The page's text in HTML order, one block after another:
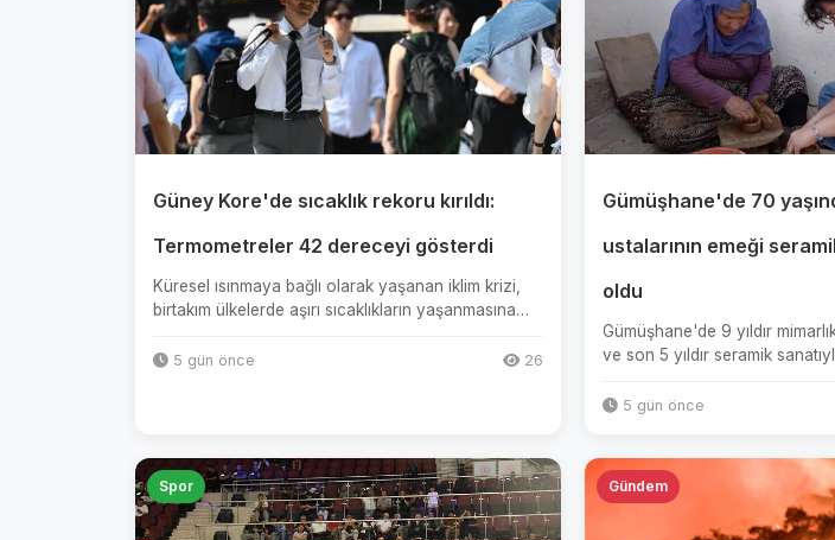
Güney Kore'de sıcaklık rekoru kırıldı:
Termometreler 42 dereceyi gösterdi
Küresel ısınmaya bağlı olarak yaşanan iklim krizi,
birtakım ülkelerde aşırı sıcaklıkların yaşanmasına
5 gün önce 26
Gümüşhane'de 70
ustalarının emeği
oldu
Gümüşhane'de 9 yıldır
ve son 5 yıldır seramik
5 gün önce
Spor Gündem